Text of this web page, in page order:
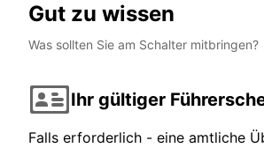
Gut zu wissen
Was sollten Sie am Schalter mitbringen?
Ihr gültiger
Falls erforderlich - eine amtliche